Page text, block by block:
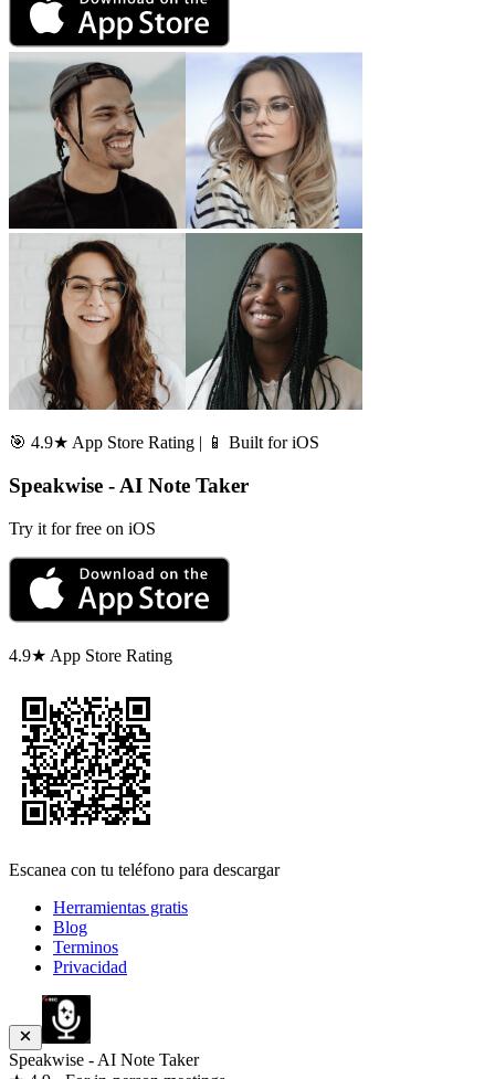
🎯 4.9★ App Store Rating | 📱 Built for iOS
Speakwise - AI Note Taker
Try it for free on iOS
4.9★ App Store Rating
Escanea con tu teléfono para descargar
Herramientas gratis
Blog
Terminos
Privacidad
Speakwise - AI Note Taker